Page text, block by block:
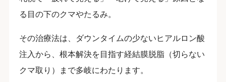
る目の下のクマやたるみ。
その治療法は、ダウンタイムの少ないヒアルロン酸
注入から、根本解決を目指す経結膜脱脂（切らない
クマ取り）まで多岐にわたります。